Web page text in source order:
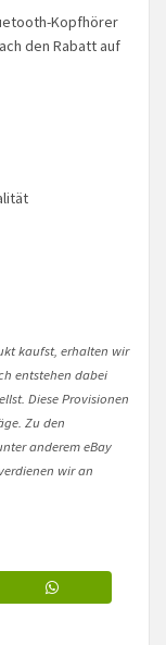
Kopfhörer
den Rabatt auf
kaufst, erhalten wir
entstehen dabei
Diese Provisionen
Zu den
anderem eBay
wir an